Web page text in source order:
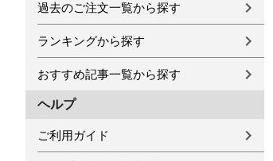
過去のご注文一覧から探す
ランキングから探す
おすすめ記事一覧から探す
ヘルプ
ご利用ガイド